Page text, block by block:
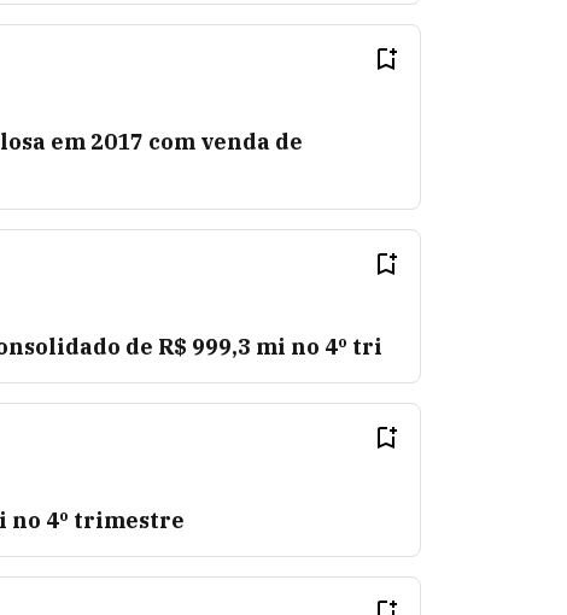
em 2017 com venda de
de R$ 999,3 mi no 4º tri
no 4º trimestre